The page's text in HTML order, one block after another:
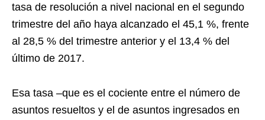
tasa de resolución a nivel nacional en el segundo
trimestre del año haya alcanzado el 45,1 %, frente
al 28,5 % del trimestre anterior y el 13,4 % del
último de 2017.
Esa tasa –que es el cociente entre el número de
asuntos resueltos y el de asuntos ingresados en